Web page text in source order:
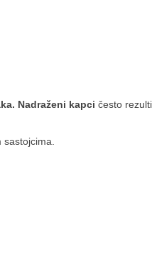
. Nadraženi kapci često
sastojcima.